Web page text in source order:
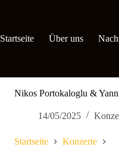
Startseite
Über uns
Nikos Portokaloglu &
14/05/2025
Startseite
Konzerte